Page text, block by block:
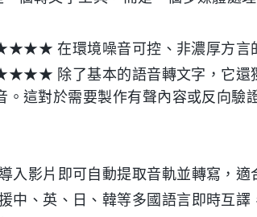
在環境噪音可控、非濃厚方言
除了基本的語音轉文字，它還
。這對於需要製作有聲內容或反向驗
導入影片即可自動提取音軌並轉寫，
援中、英、日、韓等多國語言即時互